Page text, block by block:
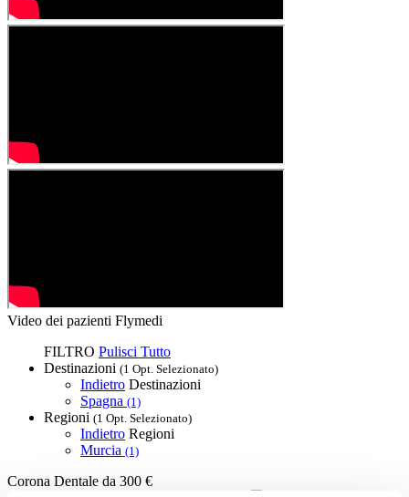
Video dei pazienti Flymedi
FILTRO Pulisci Tutto
Destinazioni (1 Opt. Selezionato)
Indietro Destinazioni
Spagna (1)
Regioni (1 Opt. Selezionato)
Indietro Regioni
Murcia (1)
Corona Dentale da 300 €